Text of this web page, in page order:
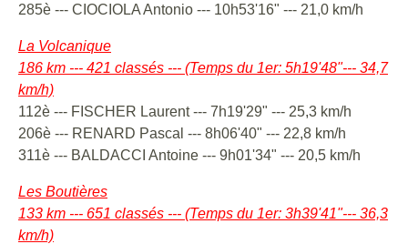
285è --- CIOCIOLA Antonio --- 10h53'16" --- 21,0 km/h
La Volcanique
186 km --- 421 classés --- (Temps du 1er: 5h19'48"--- 34,7
km/h)
112è --- FISCHER Laurent --- 7h19'29" --- 25,3 km/h
206è --- RENARD Pascal --- 8h06'40" --- 22,8 km/h
311è --- BALDACCI Antoine --- 9h01'34" --- 20,5 km/h
Les Boutières
133 km --- 651 classés --- (Temps du 1er: 3h39'41"--- 36,3
km/h)